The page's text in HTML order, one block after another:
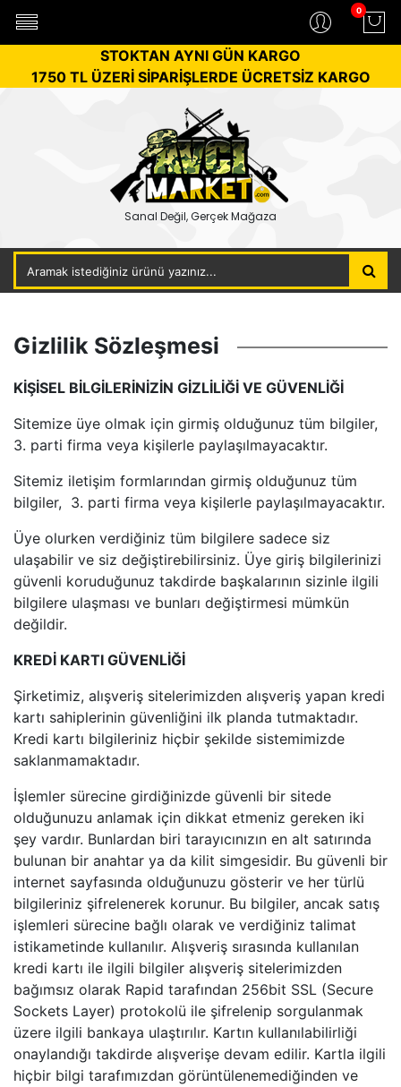
0
STOKTAN AYNI GÜN KARGO
1750 TL ÜZERİ SİPARİŞLERDE ÜCRETSİZ KARGO
Sanal Değil, Gerçek Mağaza
Gizlilik Sözleşmesi
KİŞİSEL BİLGİLERİNİZİN GİZLİLİĞİ VE GÜVENLİĞİ
Sitemize üye olmak için girmiş olduğunuz tüm bilgiler,
3. parti firma veya kişilerle paylaşılmayacaktır.
Sitemiz iletişim formlarından girmiş olduğunuz tüm
bilgiler, 3. parti firma veya kişilerle paylaşılmayacaktır.
Üye olurken verdiğiniz tüm bilgilere sadece siz
ulaşabilir ve siz değiştirebilirsiniz. Üye giriş bilgilerinizi
güvenli koruduğunuz takdirde başkalarının sizinle ilgili
bilgilere ulaşması ve bunları değiştirmesi mümkün
değildir.
KREDİ KARTI GÜVENLİĞİ
Şirketimiz, alışveriş sitelerimizden alışveriş yapan kredi
kartı sahiplerinin güvenliğini ilk planda tutmaktadır.
Kredi kartı bilgileriniz hiçbir şekilde sistemimizde
saklanmamaktadır.
İşlemler sürecine girdiğinizde güvenli bir sitede
olduğunuzu anlamak için dikkat etmeniz gereken iki
şey vardır. Bunlardan biri tarayıcınızın en alt satırında
bulunan bir anahtar ya da kilit simgesidir. Bu güvenli bir
internet sayfasında olduğunuzu gösterir ve her türlü
bilgileriniz şifrelenerek korunur. Bu bilgiler, ancak satış
işlemleri sürecine bağlı olarak ve verdiğiniz talimat
istikametinde kullanılır. Alışveriş sırasında kullanılan
kredi kartı ile ilgili bilgiler alışveriş sitelerimizden
bağımsız olarak Rapid tarafından 256bit SSL (Secure
Sockets Layer) protokolü ile şifrelenip sorgulanmak
üzere ilgili bankaya ulaştırılır. Kartın kullanılabilirliği
onaylandığı takdirde alışverişe devam edilir. Kartla ilgili
hiçbir bilgi tarafımızdan görüntülenemediğinden ve